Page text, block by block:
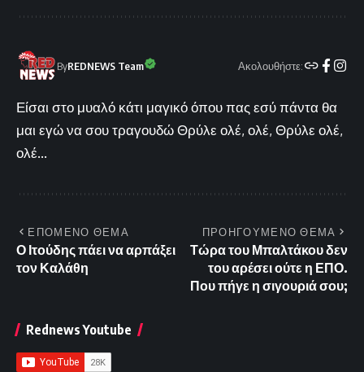
ByREDNEWS Team Ακολουθήστε:
Είσαι στο μυαλό κάτι μαγικό όπου πας εσύ πάντα θα
μαι εγώ να σου τραγουδώ Θρύλε ολέ, ολέ, Θρύλε ολέ,
ολέ...
ΕΠΟΜΕΝΟ ΘΕΜΑ
Ο Ιτούδης πάει να αρπάξει
τον Καλάθη
ΠΡΟΗΓΟΥΜΕΝΟ ΘΕΜΑ
Τώρα του Μπαλτάκου δεν
του αρέσει ούτε η ΕΠΟ.
Που πήγε η σιγουριά σου;
Rednews Youtube